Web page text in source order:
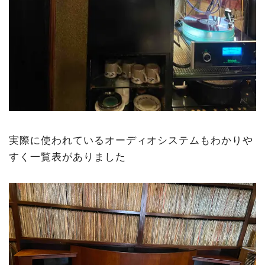
実際に使われているオーディオシステムもわかりや
すく一覧表がありました